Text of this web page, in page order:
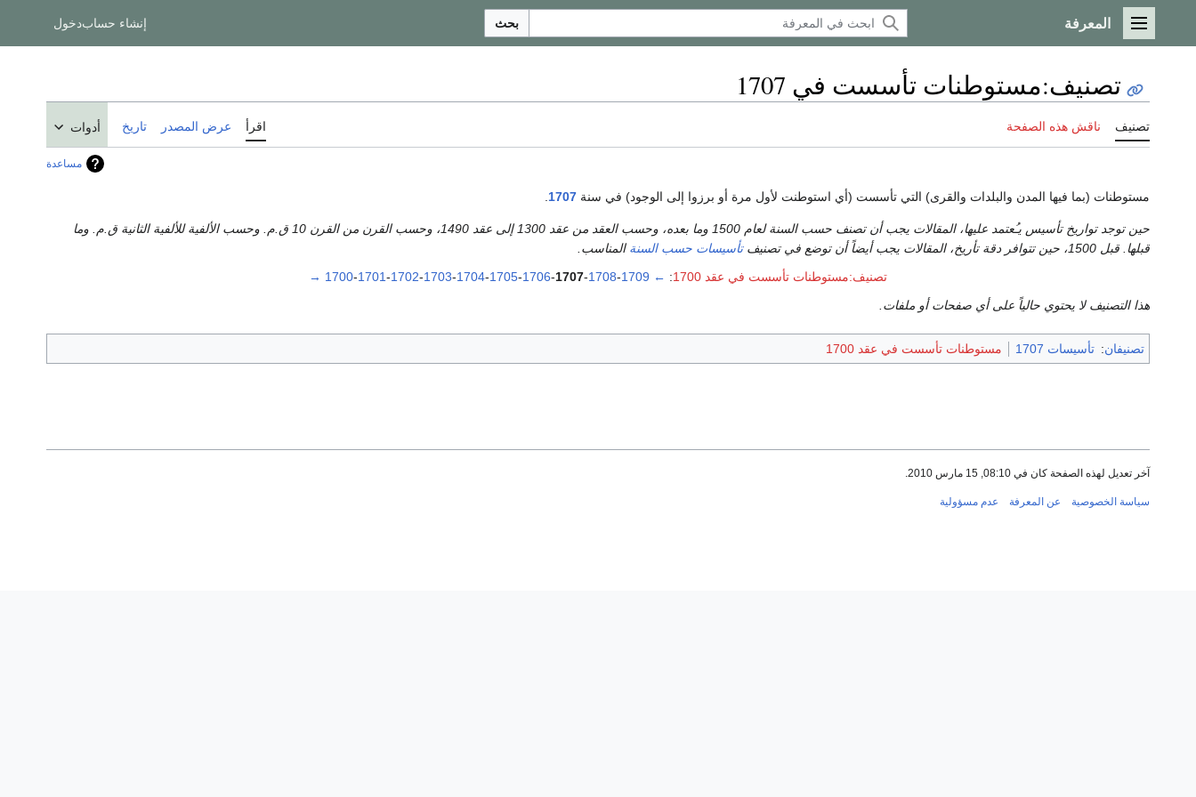
القائمة الرئيسية
المعرفة بحث إنشاء حسابدخول
تصنيف:مستوطنات تأسست في 1707
تصنيف ناقش هذه الصفحة اقرأ عرض المصدر تاريخ أدوات
مساعدة
مستوطنات (بما فيها المدن والبلدات والقرى) التي تأسست (أي استوطنت لأول مرة أو برزوا إلى الوجود) في سنة 1707
حين توجد تواريخ تأسيس يـُعتمد عليها، المقالات يجب أن تصنف حسب السنة لعام 1500 وما بعده، وحسب العقد من عقد 1300 إلى عقد 1490، وحسب القرن من القرن 10 ق.م. وحسب الألفية للألفية الثانية ق.م. وما
قبلها. قبل 1500، حين تتوافر دقة تأريخ، المقالات يجب أيضاً أن توضع في تصنيف
تأسيسات حسب السنة المناسب.
تصنيف:مستوطنات تأسست في عقد 1700
:
←
1700-1701-1702-1703-1704-1705-1706-1707-1708-1709
→
هذا التصنيف لا يحتوي حالياً على أي صفحات أو ملفات.
تصنيفان: تأسيسات 1707 مستوطنات تأسست في عقد 1700
آخر تعديل لهذه الصفحة كان في 08:10, 15 مارس 2010.
سياسة الخصوصية عن المعرفة عدم مسؤولية